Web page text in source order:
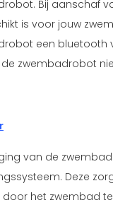
Bij aanschaf
is voor jouw
een bluetooth
zwembadrobot
van de
Deze
het zwembad